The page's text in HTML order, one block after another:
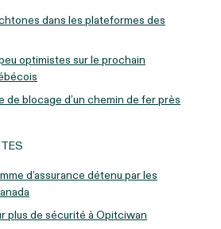
dans les plateformes des
optimistes sur le prochain
de blocage d’un chemin de fer près
d’assurance détenu par les
plus de sécurité à Opitciwan